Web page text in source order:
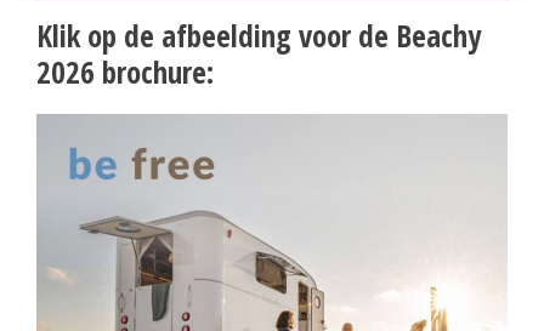
Klik op de afbeelding voor de Beachy
2026 brochure: